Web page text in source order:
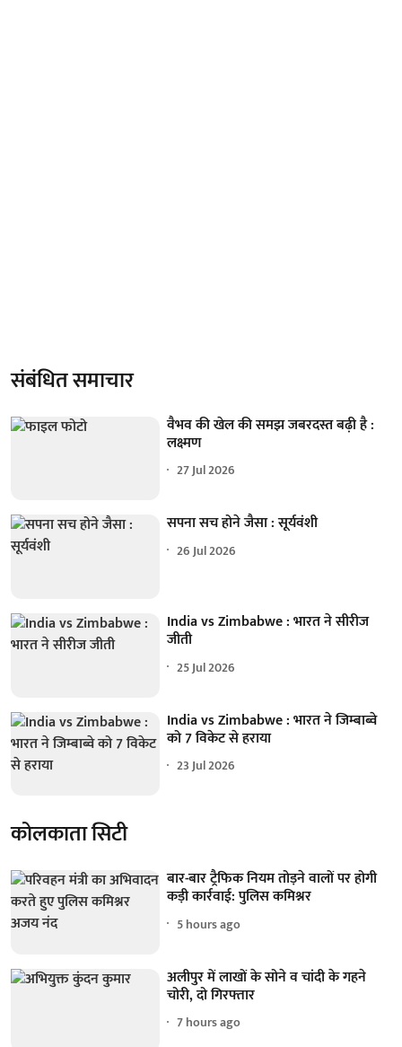
संबंधित समाचार
वैभव की खेल की समझ जबरदस्त बढ़ी है :
लक्ष्मण
27 Jul 2026
सपना सच होने जैसा : सूर्यवंशी
26 Jul 2026
India vs Zimbabwe : भारत ने सीरीज
जीती
25 Jul 2026
India vs Zimbabwe : भारत ने जिम्बाब्वे
को 7 विकेट से हराया
23 Jul 2026
कोलकाता सिटी
बार-बार ट्रैफिक नियम तोड़ने वालों पर होगी
कड़ी कार्रवाई: पुलिस कमिश्नर
5 hours ago
अलीपुर में लाखों के सोने व चांदी के गहने
चोरी, दो गिरफ्तार
7 hours ago